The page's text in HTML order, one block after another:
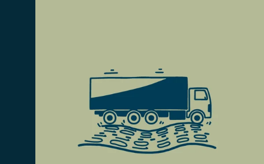
Carrier Manager
connessione tra il gestionale ed i
sistemi dei corrieri utilizzati,
rendendo tutto il processo ancora
più trasparente, integrato, e